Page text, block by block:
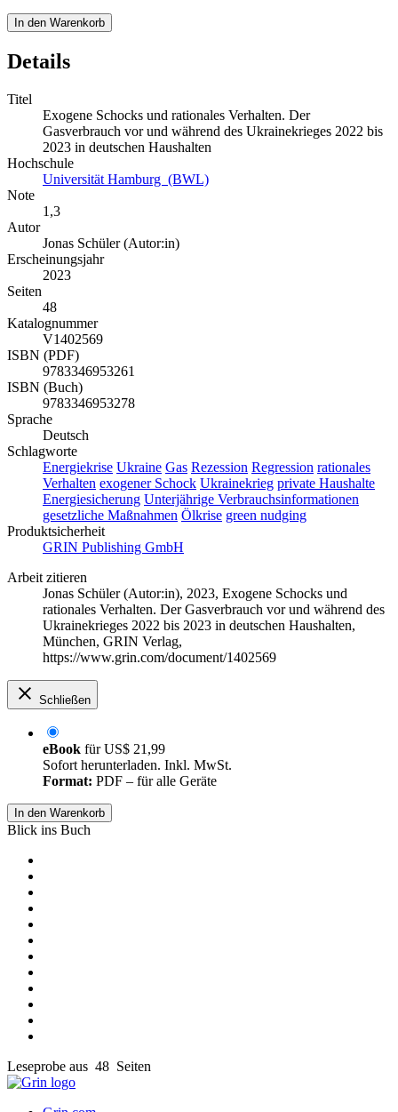
In den Warenkorb
Details
Titel
Exogene Schocks und rationales Verhalten. Der
Gasverbrauch vor und während des Ukrainekrieges 2022 bis
2023 in deutschen Haushalten
Hochschule
Universität Hamburg (BWL)
Note
1,3
Autor
Jonas Schüler (Autor:in)
Erscheinungsjahr
2023
Seiten
48
Katalognummer
V1402569
ISBN (PDF)
9783346953261
ISBN (Buch)
9783346953278
Sprache
Deutsch
Schlagworte
Energiekrise Ukraine Gas Rezession Regression rationales
Verhalten exogener Schock Ukrainekrieg private Haushalte
Energiesicherung Unterjährige Verbrauchsinformationen
gesetzliche Maßnahmen Ölkrise green nudging
Produktsicherheit
GRIN Publishing GmbH
Arbeit zitieren
Jonas Schüler (Autor:in), 2023, Exogene Schocks und
rationales Verhalten. Der Gasverbrauch vor und während des
Ukrainekrieges 2022 bis 2023 in deutschen Haushalten,
München, GRIN Verlag,
https://www.grin.com/document/1402569
Schließen
eBook fürUS$ 21,99
Sofort herunterladen. Inkl. MwSt.
Format: PDF – für alle Geräte
In den Warenkorb
Blick ins Buch
Leseprobe aus 48 Seiten